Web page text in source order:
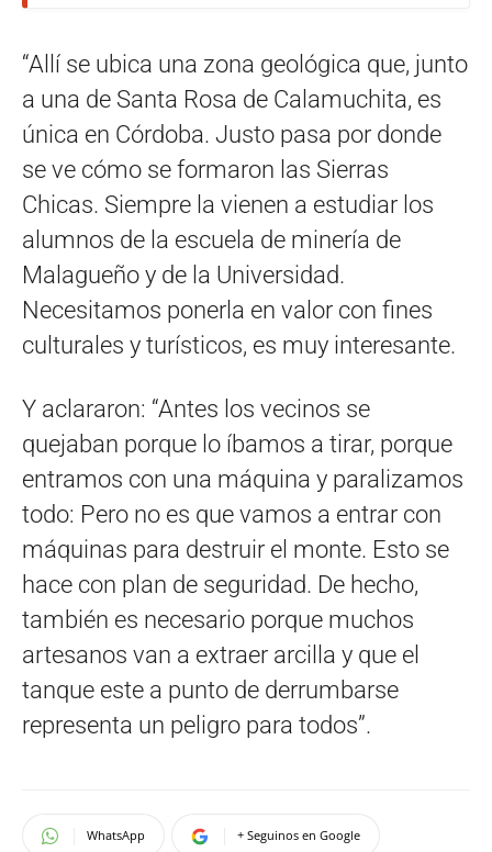
“Allí se ubica una zona geológica que, junto
a una de Santa Rosa de Calamuchita, es
única en Córdoba. Justo pasa por donde
se ve cómo se formaron las Sierras
Chicas. Siempre la vienen a estudiar los
alumnos de la escuela de minería de
Malagueño y de la Universidad.
Necesitamos ponerla en valor con fines
culturales y turísticos, es muy interesante.
Y aclararon: “Antes los vecinos se
quejaban porque lo íbamos a tirar, porque
entramos con una máquina y paralizamos
todo: Pero no es que vamos a entrar con
máquinas para destruir el monte. Esto se
hace con plan de seguridad. De hecho,
también es necesario porque muchos
artesanos van a extraer arcilla y que el
tanque este a punto de derrumbarse
representa un peligro para todos”.
WhatsApp + Seguinos en Google